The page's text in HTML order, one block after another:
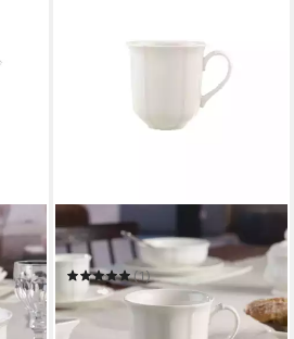
VILLEROY & BOCH
Tasse Manoir Kaffeebecher
(1)
ab 22,90 €
in 4-5 Werktagen bei dir